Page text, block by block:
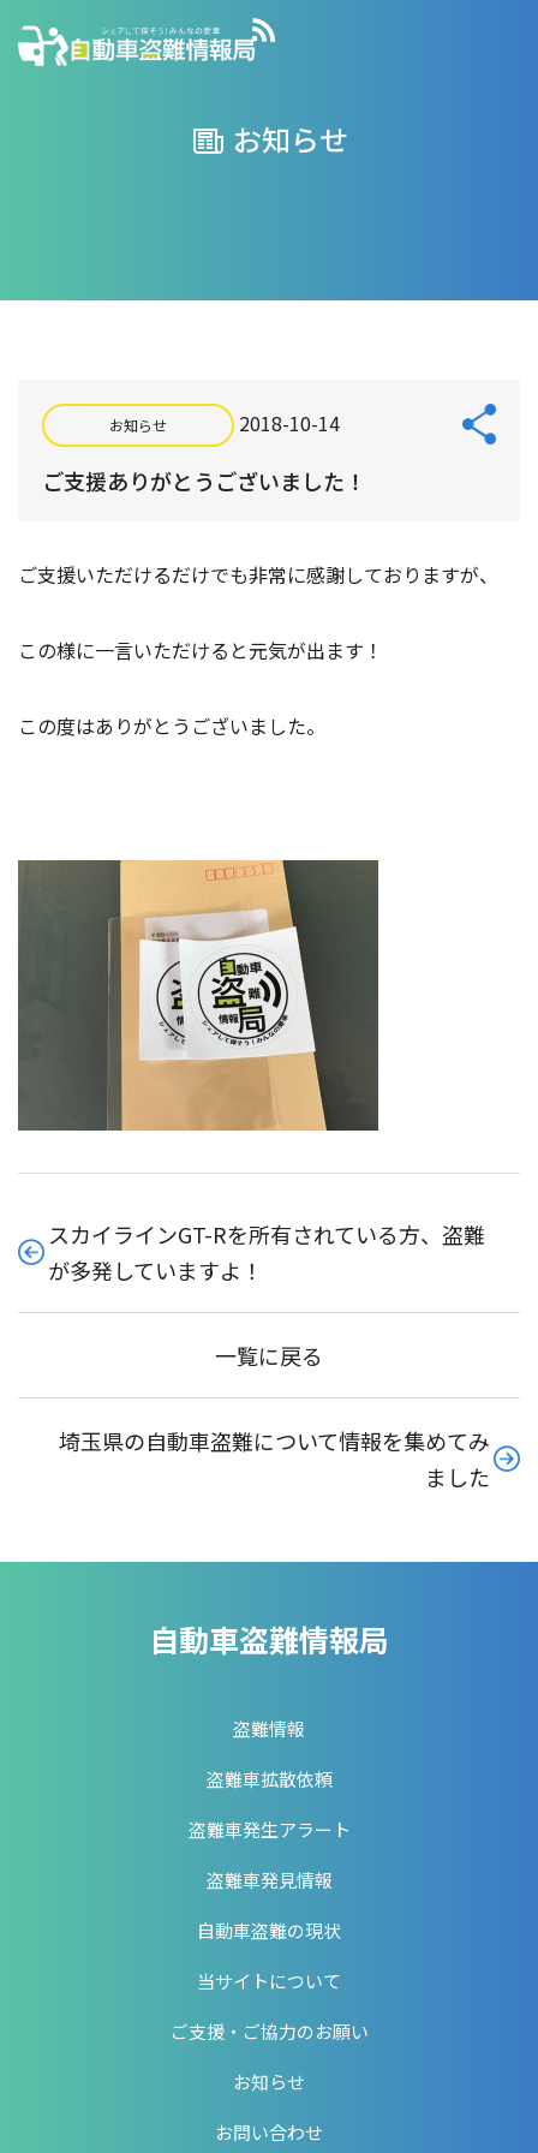
お知らせ
お知らせ 2018-10-14
ご支援ありがとうございました！
ご支援いただけるだけでも非常に感謝しておりますが、
この様に一言いただけると元気が出ます！
この度はありがとうございました。
スカイラインGT-Rを所有されている方、盗難
が多発していますよ！
一覧に戻る
埼玉県の自動車盗難について情報を集めてみ
ました
自動車盗難情報局
盗難情報
盗難車拡散依頼
盗難車発生アラート
盗難車発見情報
自動車盗難の現状
当サイトについて
ご支援・ご協力のお願い
お知らせ
お問い合わせ